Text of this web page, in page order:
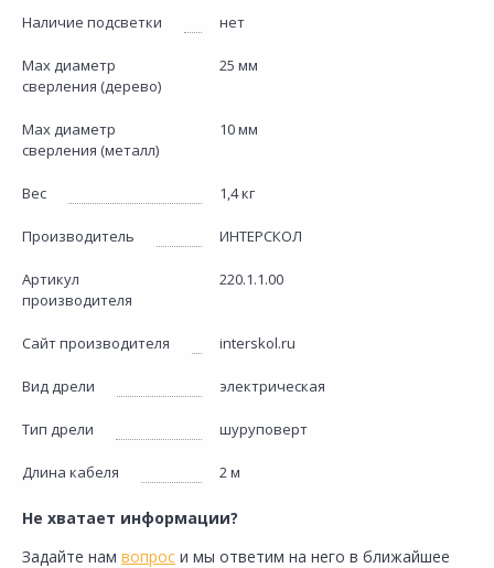
Наличие подсветки нет
Max диаметр
сверления (дерево)
25 мм
Max диаметр
сверления (металл)
10 мм
Вес 1,4 кг
Производитель ИНТЕРСКОЛ
Артикул
производителя
220.1.1.00
Сайт производителя interskol.ru
Вид дрели электрическая
Тип дрели шуруповерт
Длина кабеля 2 м
Не хватает информации?
Задайте нам вопрос и мы ответим на него в ближайшее